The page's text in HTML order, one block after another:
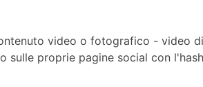
video o fotografico - video
sulle proprie pagine social con